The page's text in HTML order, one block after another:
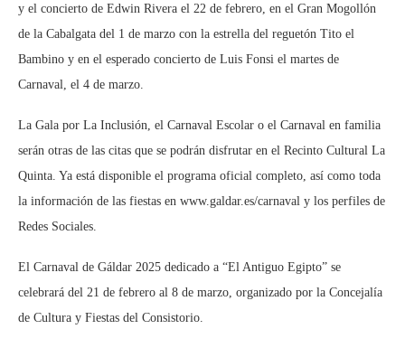
y el concierto de Edwin Rivera el 22 de febrero, en el Gran Mogollón
de la Cabalgata del 1 de marzo con la estrella del reguetón Tito el
Bambino y en el esperado concierto de Luis Fonsi el martes de
Carnaval, el 4 de marzo.
La Gala por La Inclusión, el Carnaval Escolar o el Carnaval en familia
serán otras de las citas que se podrán disfrutar en el Recinto Cultural La
Quinta. Ya está disponible el programa oficial completo, así como toda
la información de las fiestas en www.galdar.es/carnaval y los perfiles de
Redes Sociales.
El Carnaval de Gáldar 2025 dedicado a “El Antiguo Egipto” se
celebrará del 21 de febrero al 8 de marzo, organizado por la Concejalía
de Cultura y Fiestas del Consistorio.